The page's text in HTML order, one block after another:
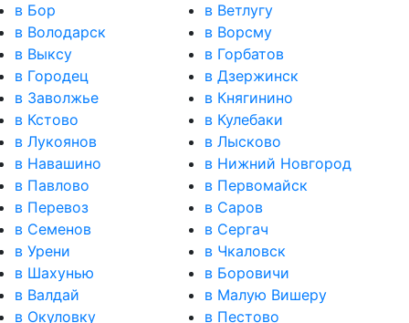
в Бор
в Ветлугу
в Володарск
в Ворсму
в Выксу
в Горбатов
в Городец
в Дзержинск
в Заволжье
в Княгинино
в Кстово
в Кулебаки
в Лукоянов
в Лысково
в Навашино
в Нижний Новгород
в Павлово
в Первомайск
в Перевоз
в Саров
в Семенов
в Сергач
в Урени
в Чкаловск
в Шахунью
в Боровичи
в Валдай
в Малую Вишеру
в Окуловку
в Пестово